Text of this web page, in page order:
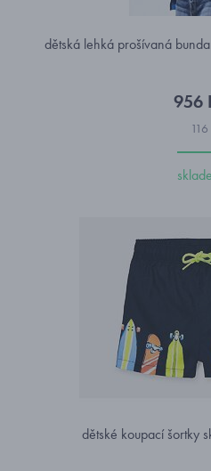
dětská lehká prošívaná
956
116
dětské koupací šortky